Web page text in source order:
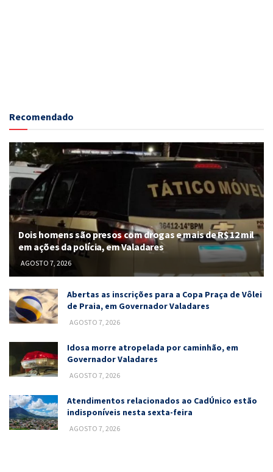
Recomendado
Dois homens são presos com drogas e mais de R$ 12 mil
em ações da polícia, em Valadares
AGOSTO 7, 2026
Abertas as inscrições para a Copa Praça de Vôlei
de Praia, em Governador Valadares
AGOSTO 7, 2026
Idosa morre atropelada por caminhão, em
Governador Valadares
AGOSTO 7, 2026
Atendimentos relacionados ao CadÚnico estão
indisponíveis nesta sexta-feira
AGOSTO 7, 2026